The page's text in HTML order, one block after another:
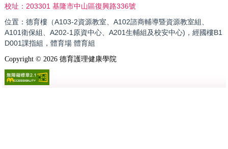
校址： 203301 基隆市中山區復興路336號
位置：德育樓（A103-2資源教室、A102諮商輔導暨資源教室組、
A101衛保組、A202-1原資中心、A201生輔組及校安中心)，經國樓B1
D001課指組，體育場 體育組
Copyright © 2026德育護理健康學院